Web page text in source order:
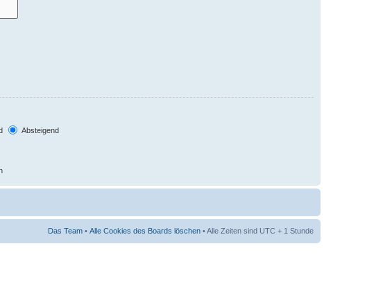
Absteigend
Das Team• Alle Cookies des Boards löschen• Alle Zeiten sind UTC + 1 Stunde